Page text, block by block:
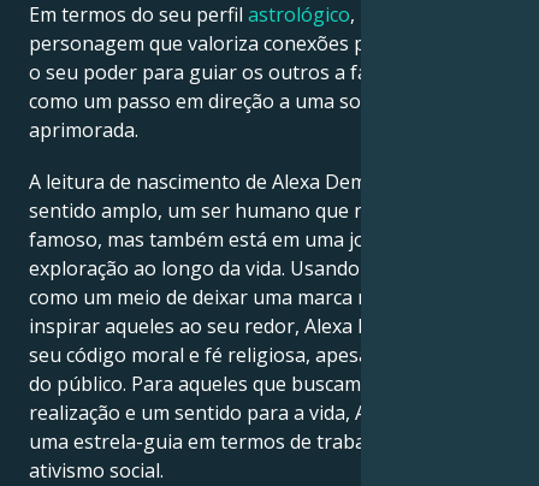
Em termos do seu perfil astrológico, uma
personagem que valoriza conexões profundas utiliza
o seu poder para guiar os outros a fazer o mesmo,
como um passo em direção a uma sociedade mais
aprimorada.
A leitura de nascimento de Alexa Demie é, em um
sentido amplo, um ser humano que não é apenas
famoso, mas também está em uma jornada de
exploração ao longo da vida. Usando cada situação
como um meio de deixar uma marca no mundo e
inspirar aqueles ao seu redor, Alexa Demie é fiel ao
seu código moral e fé religiosa, apesar do escrutínio
do público. Para aqueles que buscam sucesso,
realização e um sentido para a vida, Alexa Demie é
uma estrela-guia em termos de trabalho, sucesso e
ativismo social.